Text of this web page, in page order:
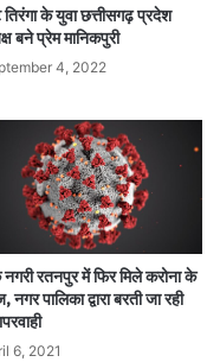
के युवा छत्तीसगढ़ प्रदेश
बने प्रेम मानिकपुरी
4, 2022
नगरी रतनपुर में फिर मिले करोना के
नगर पालिका द्वारा बरती जा रही
6, 2021